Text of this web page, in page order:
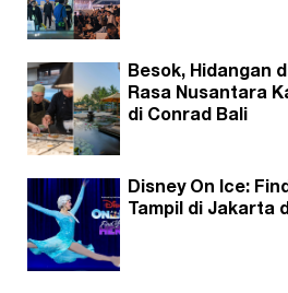
Besok, Hidangan
Rasa Nusantara
di Conrad Bali
Disney On Ice:
Tampil di Jakarta